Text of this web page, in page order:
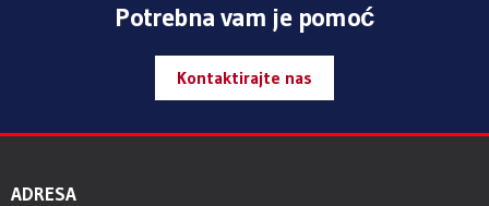
Potrebna vam je pomoć
Kontaktirajte nas
ADRESA